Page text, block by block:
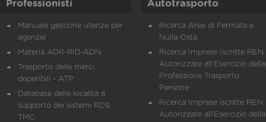
Professionisti
Manuale gestione utenze per
agenzie
Materia ADR-RID-ADN
Trasporto delle merci
deperibili - ATP
Database delle località a
supporto dei sistemi RDS
TMC
Autotrasporto
Ricerca Aree di Fermata e
Nulla Osta
Ricerca Imprese Iscritte REN
Autorizzate all'Esercizio della
Professione Trasporto
Persone
Ricerca Imprese iscritte REN
Autorizzate all'Esercizio della